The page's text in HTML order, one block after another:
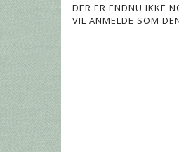
DER ER ENDNU IKKE
VIL ANMELDE SOM